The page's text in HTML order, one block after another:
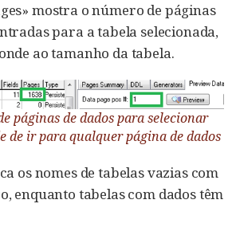
mostra o número de páginas
para a tabela selecionada,
ao tamanho da tabela.
páginas de dados para selecionar
de ir para qualquer página de dados
os nomes de tabelas vazias com
enquanto tabelas com dados têm